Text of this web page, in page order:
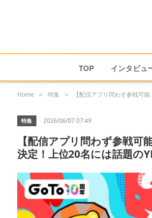
TOP インタビュ
Home » 特集 » 【配信アプリ問わず参戦可
特集 2026/06/07 07:49
【配信アプリ問わず参戦
決定！上位20名には話題の